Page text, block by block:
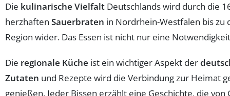
Die kulinarische Vielfalt Deutschlands wird durch die
herzhaften Sauerbraten in Nordrhein-Westfalen bis
Region wider. Das Essen ist nicht nur eine
Die regionale Küche ist ein wichtiger Aspekt der
Zutaten und Rezepte wird die Verbindung zur Heimat
genießen. Jeder Bissen erzählt eine Geschichte, die